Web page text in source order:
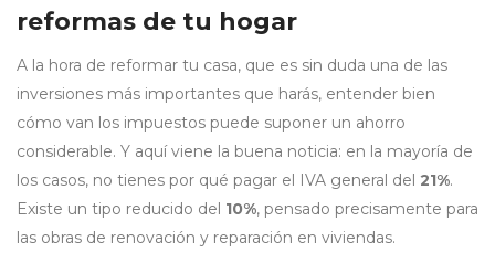
reformas de tu hogar
A la hora de reformar tu casa, que es sin duda una de las
inversiones más importantes que harás, entender bien
cómo van los impuestos puede suponer un ahorro
considerable. Y aquí viene la buena noticia: en la mayoría de
los casos, no tienes por qué pagar el IVA general del 21%.
Existe un tipo reducido del 10%, pensado precisamente para
las obras de renovación y reparación en viviendas.